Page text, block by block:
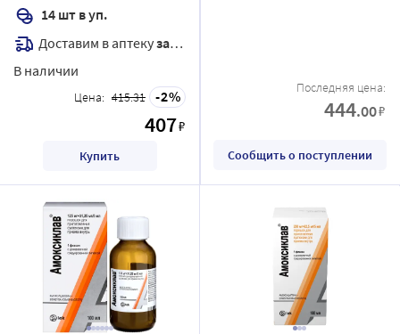
14 шт в уп.
Доставим в аптекузавтра
В наличии
Цена: 415.31 2
407₽
Купить
Последняя цена:
444.00₽
Сообщить о поступлении